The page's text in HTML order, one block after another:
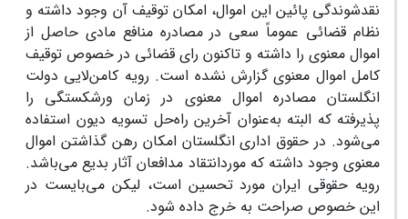
نقدشوندگی پائین این اموال، امکان توقیف آن وجود داشته و
نظام قضائی عموماً سعی در مصادره منافع مادی حاصل از
اموال معنوی را داشته و تاکنون رای قضائی در خصوص توقیف
کامل اموال معنوی گزارش نشده است. رویه کامن‌لایی دولت
انگلستان مصادره اموال معنوی در زمان ورشکستگی را
پذیرفته که البته به‌عنوان آخرین راه‌حل تسویه دیون استفاده
می‌شود. در حقوق اداری انگلستان امکان رهن گذاشتن اموال
معنوی وجود داشته که موردانتقاد مدافعان آثار بدیع می‌باشد.
رویه حقوقی ایران مورد تحسین است، لیکن می‌بایست در
این خصوص صراحت به خرج داده شود.